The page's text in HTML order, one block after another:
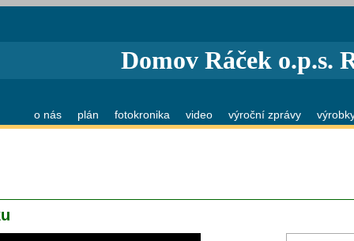
Domov Ráček o.p.s.
o nás plán fotokronika video výroční zprávy